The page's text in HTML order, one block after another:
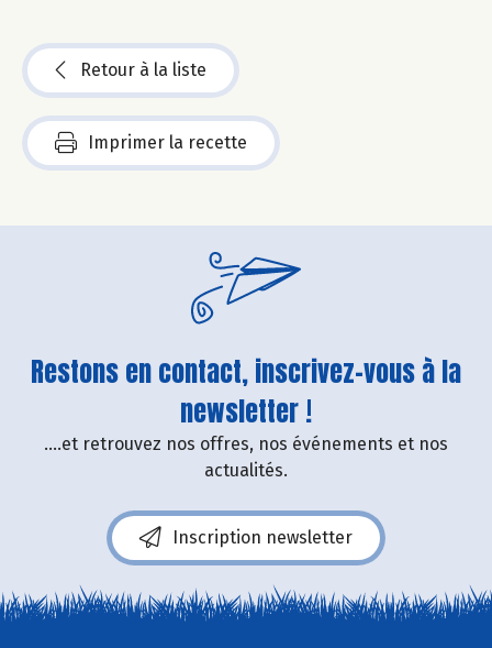
Retour à la liste
Imprimer la recette
Restons en contact, inscrivez-vous à la
newsletter !
....et retrouvez nos offres, nos événements et nos
actualités.
Inscription newsletter